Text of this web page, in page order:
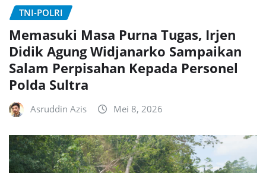
TNI-POLRI
Memasuki Masa Purna Tugas, Irjen
Didik Agung Widjanarko Sampaikan
Salam Perpisahan Kepada Personel
Polda Sultra
Asruddin Azis Mei 8, 2026